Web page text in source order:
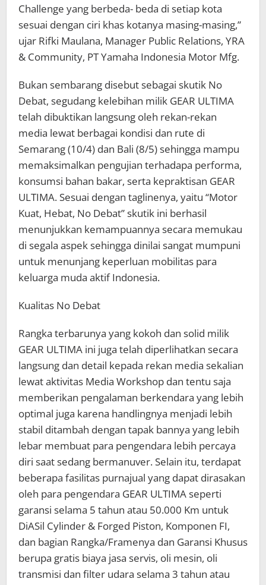
Challenge yang berbeda- beda di setiap kota
sesuai dengan ciri khas kotanya masing-masing,”
ujar Rifki Maulana, Manager Public Relations, YRA
& Community, PT Yamaha Indonesia Motor Mfg.
Bukan sembarang disebut sebagai skutik No
Debat, segudang kelebihan milik GEAR ULTIMA
telah dibuktikan langsung oleh rekan-rekan
media lewat berbagai kondisi dan rute di
Semarang (10/4) dan Bali (8/5) sehingga mampu
memaksimalkan pengujian terhadapa performa,
konsumsi bahan bakar, serta kepraktisan GEAR
ULTIMA. Sesuai dengan taglinenya, yaitu “Motor
Kuat, Hebat, No Debat” skutik ini berhasil
menunjukkan kemampuannya secara memukau
di segala aspek sehingga dinilai sangat mumpuni
untuk menunjang keperluan mobilitas para
keluarga muda aktif Indonesia.
Kualitas No Debat
Rangka terbarunya yang kokoh dan solid milik
GEAR ULTIMA ini juga telah diperlihatkan secara
langsung dan detail kepada rekan media sekalian
lewat aktivitas Media Workshop dan tentu saja
memberikan pengalaman berkendara yang lebih
optimal juga karena handlingnya menjadi lebih
stabil ditambah dengan tapak bannya yang lebih
lebar membuat para pengendara lebih percaya
diri saat sedang bermanuver. Selain itu, terdapat
beberapa fasilitas purnajual yang dapat dirasakan
oleh para pengendara GEAR ULTIMA seperti
garansi selama 5 tahun atau 50.000 Km untuk
DiASil Cylinder & Forged Piston, Komponen FI,
dan bagian Rangka/Framenya dan Garansi Khusus
berupa gratis biaya jasa servis, oli mesin, oli
transmisi dan filter udara selama 3 tahun atau